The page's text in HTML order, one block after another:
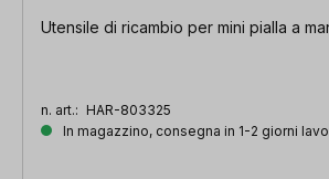
Utensile di ricambio per mini pialla a
n. art.: HAR-803325
In magazzino, consegna in 1-2 giorni